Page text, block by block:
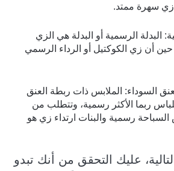
زي سهرة ممتد.
البدلة الرسمية أو البدلة هي الزي
حين أن زي الكوكتيل أو الرداء الرسمي
السوداء: الملابس ذات ربطة العنق
ربما الأكثر رسمية، وتتطلب من
السباحة رسمية والبنات ارتداء زي هو
عليك التحقق من أنك تبدو